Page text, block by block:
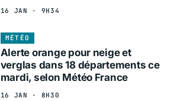
16 JAN · 9H34
MÉTÉO
Alerte orange pour neige et
verglas dans 18 départements ce
mardi, selon Météo France
16 JAN · 8H30